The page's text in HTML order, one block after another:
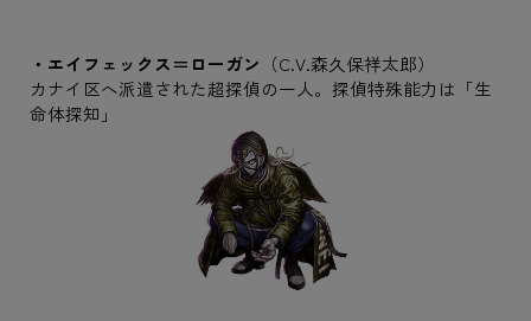
・エイフェックス＝ローガン （C.V.森久保祥太郎）
カナイ区へ派遣された超探偵の一人。探偵特殊能力は「生
命体探知」